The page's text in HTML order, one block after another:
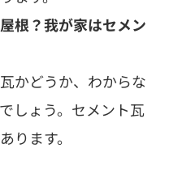
根？我が家はセメン
かどうか、わからな
しょう。セメント瓦
ります。